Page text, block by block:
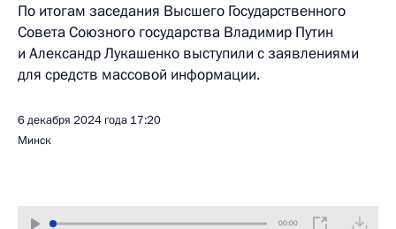
По итогам заседания Высшего Государственного
Совета Союзного государства Владимир Путин
и Александр Лукашенко выступили с заявлениями
для средств массовой информации.
6 декабря 2024 года 17:20
Минск
00:00